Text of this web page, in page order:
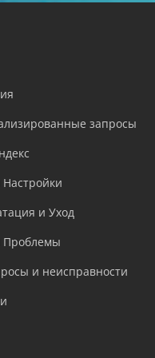
запросы
и Уход
Проблемы
и неисправности